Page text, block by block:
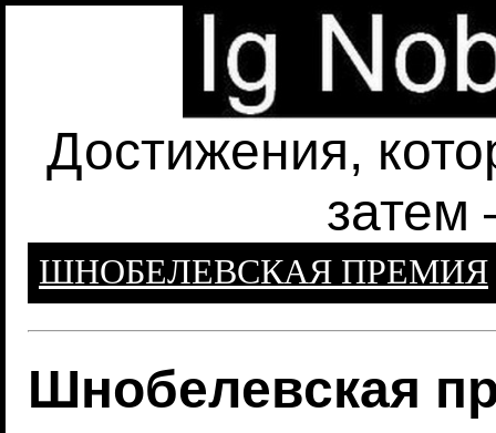
Достижения,
затем
ШНОБЕЛЕВСКАЯ ПРЕМИЯ
Шнобелевская